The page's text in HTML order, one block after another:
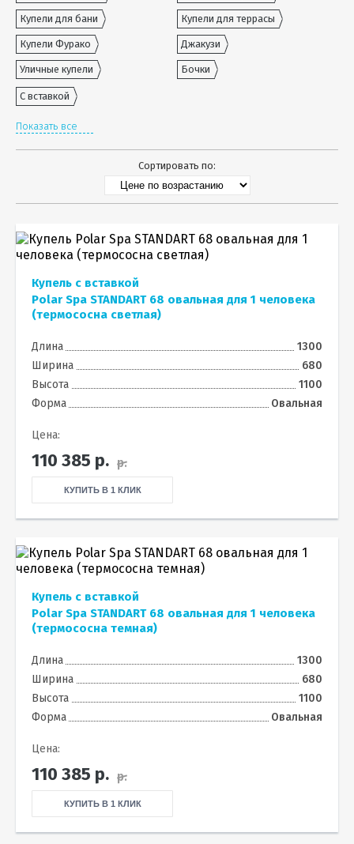
Купели для бани Купели для террасы
Купели Фурако Джакузи
Уличные купели Бочки
С вставкой
Показать все
Сортировать по:
Купель с вставкой
Polar Spa STANDART 68 овальная для 1 человека
(термососна светлая)
Длина
1300
Ширина
680
Высота
1100
Форма
Овальная
Цена:
110 385 р. р.
КУПИТЬ В 1 КЛИК
Купель с вставкой
Polar Spa STANDART 68 овальная для 1 человека
(термососна темная)
Длина
1300
Ширина
680
Высота
1100
Форма
Овальная
Цена:
110 385 р. р.
КУПИТЬ В 1 КЛИК